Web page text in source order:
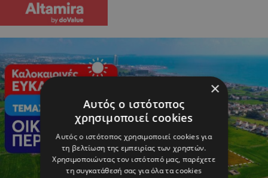
×
Αυτός ο ιστότοπος
χρησιμοποιεί cookies
Αυτός ο ιστότοπος χρησιμοποιεί cookies για
τη βελτίωση της εμπειρίας των χρηστών.
Χρησιμοποιώντας τον ιστότοπό μας, παρέχετε
τη συγκατάθεσή σας για όλα τα cookies